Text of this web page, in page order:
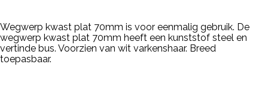
Wegwerp kwast plat 70mm is voor eenmalig gebruik. De
wegwerp kwast plat 70mm heeft een kunststof steel en
vertinde bus. Voorzien van wit varkenshaar. Breed
toepasbaar.